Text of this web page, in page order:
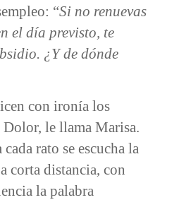
“Si no renuevas
el día previsto, te
¿Y de dónde
con ironía los
Dolor, le llama Marisa.
rato se escucha la
corta distancia, con
la palabra